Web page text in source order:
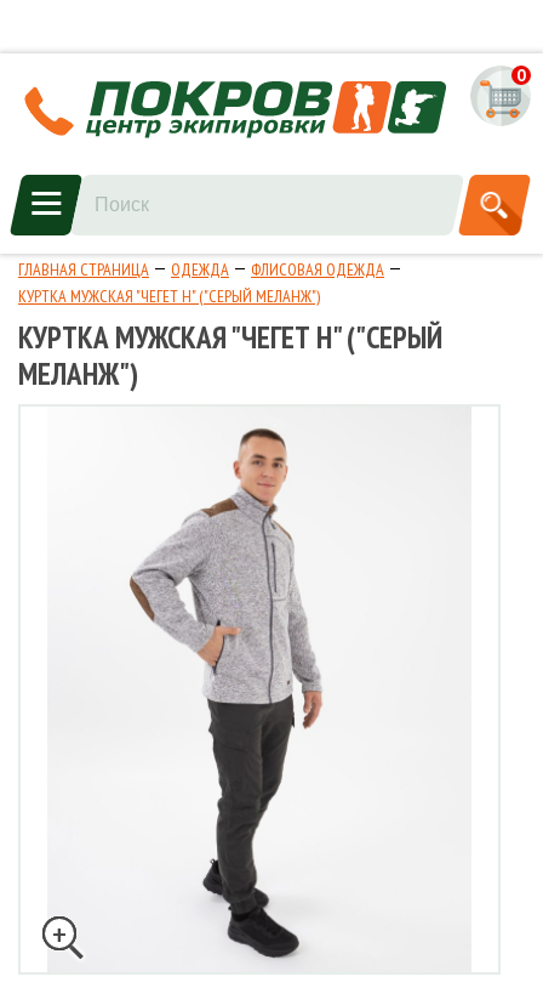
0
ГЛАВНАЯ СТРАНИЦА ОДЕЖДА
ФЛИСОВАЯ ОДЕЖДА
КУРТКА МУЖСКАЯ "ЧЕГЕТ Н" ("СЕРЫЙ МЕЛАНЖ")
КУРТКА МУЖСКАЯ "ЧЕГЕТ Н" ("СЕРЫЙ
МЕЛАНЖ")